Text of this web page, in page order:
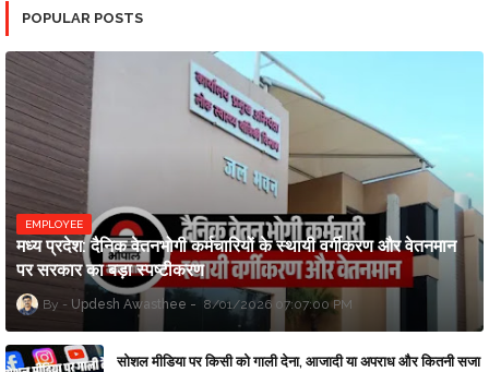
POPULAR POSTS
EMPLOYEE
मध्य प्रदेश: दैनिक वेतनभोगी कर्मचारियों के स्थायी वर्गीकरण और वेतनमान
पर सरकार का बड़ा स्पष्टीकरण
Updesh Awasthee 8/01/2026 07:07:00 PM
सोशल मीडिया पर किसी को गाली देना, आजादी या अपराध और कितनी सजा